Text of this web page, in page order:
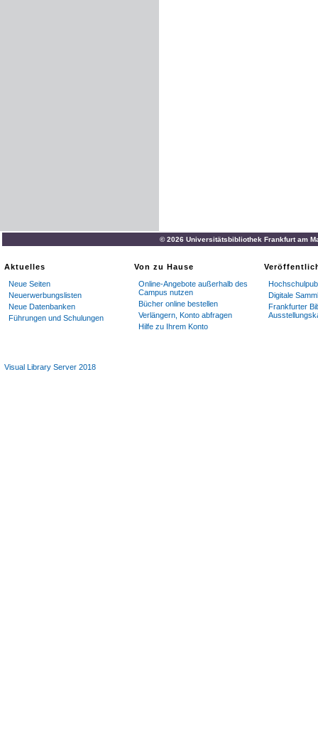
© 2026 Universitätsbibliothek Frankfurt am
Aktuelles
Neue Seiten
Neuerwerbungslisten
Neue Datenbanken
Führungen und Schulungen
Von zu Hause
Online-Angebote außerhalb des
Campus nutzen
Bücher online bestellen
Verlängern, Konto abfragen
Hilfe zu Ihrem Konto
Digitale
Frankfurter
Visual Library Server 2018